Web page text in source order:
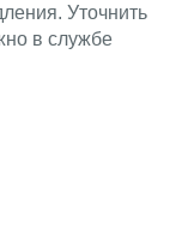
Уточнить
в службе